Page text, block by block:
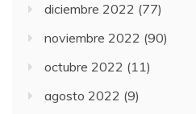
diciembre 2022 (77)
noviembre 2022 (90)
octubre 2022 (11)
agosto 2022 (9)